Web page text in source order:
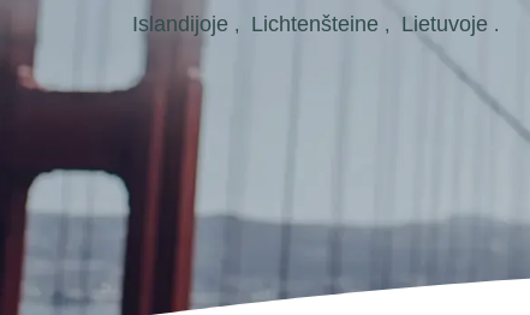
Islandijoje , Lichtenšteine , Lietuvoje .